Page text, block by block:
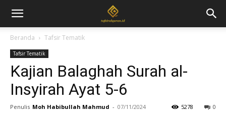
Beranda Tafsir Tematik
Tafsir Tematik
Kajian Balaghah Surah al-
Insyirah Ayat 5-6
Penulis Moh Habibullah Mahmud - 07/11/2024 0
5278